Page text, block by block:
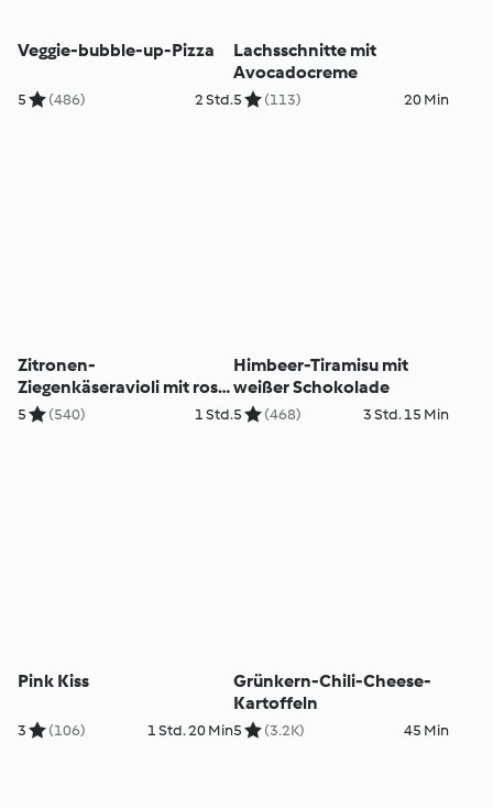
Veggie-bubble-up-Pizza
5 (486) 2 Std.
Lachsschnitte mit
Avocadocreme
5 (113) 20 Min
Zitronen-
Ziegenkäseravioli mit rosa
Pfeffer
5 (540) 1 Std.
Himbeer-Tiramisu mit
weißer Schokolade
5 (468) 3 Std. 15 Min
Pink Kiss
3 (106) 1 Std. 20 Min
Grünkern-Chili-Cheese-
Kartoffeln
5 (3.2K) 45 Min